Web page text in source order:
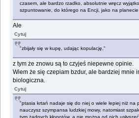
czasem, ale bardzo rzadko, absolutnie wręcz
szpuntowanie, do którego na Encji, jako na planecie
Ale
Cytuj
"zbijały się w kupę, udając kopulację,"
z tym że znowu są to czyjeś niepewne opinie.
Wiem że się czepiam bzdur, ale bardziej mnie
biologiczna.
Cytuj
"ptasia krtań nadaje się do niej o wiele lepiej niż na
nauczysz szympansa ludzkiej mowy, natomiast